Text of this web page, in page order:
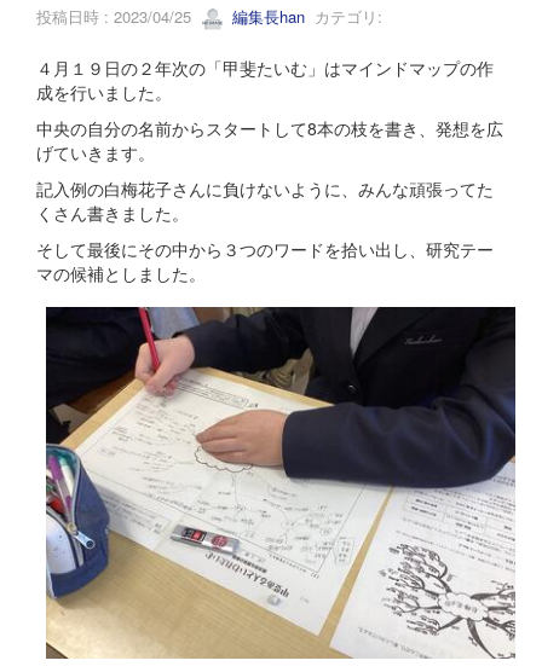
投稿日時 : 2023/04/25 編集長han カテゴリ:
４月１９日の２年次の「甲斐たいむ」はマインドマップの作
成を行いました。
中央の自分の名前からスタートして8本の枝を書き、発想を広
げていきます。
記入例の白梅花子さんに負けないように、みんな頑張ってた
くさん書きました。
そして最後にその中から３つのワードを拾い出し、研究テー
マの候補としました。